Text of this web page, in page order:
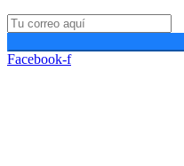
Facebook-f